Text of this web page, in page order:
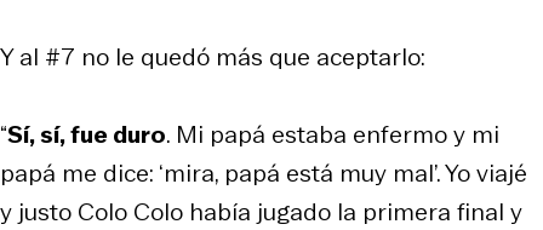
Y al #7 no le quedó más que aceptarlo:
“Sí, sí, fue duro. Mi papá estaba enfermo y mi
papá me dice: ‘mira, papá está muy mal’. Yo viajé
y justo Colo Colo había jugado la primera final y